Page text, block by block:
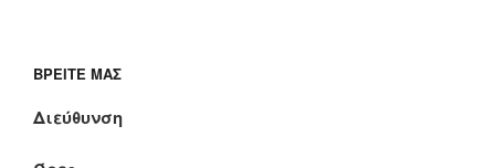
ΒΡΕΊΤΕ ΜΑΣ
Διεύθυνση